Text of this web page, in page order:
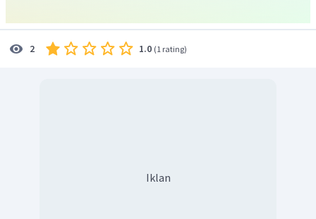
2 1.0 (1 rating)
Iklan